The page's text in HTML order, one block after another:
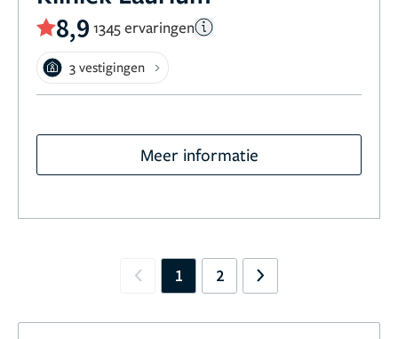
8,9 1345 ervaringen
3 vestigingen
Meer informatie
Previous
1 2 Next